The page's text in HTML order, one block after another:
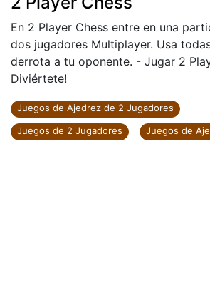
En 2 Player Chess entre en una
dos jugadores Multiplayer. Usa
derrota a tu oponente. - Jugar 2
Diviértete!
Juegos de Ajedrez de 2 Jugadores
Juegos de 2 Jugadores
Juegos de